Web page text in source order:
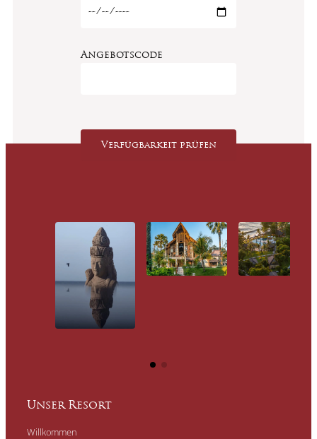
Angebotscode
Unser Resort
Willkommen